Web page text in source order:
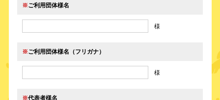
※ご利用団体様名
様
※ご利用団体様名（フリガナ）
様
※代表者様名